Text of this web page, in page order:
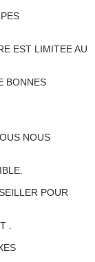
EST LIMITEE AU
BONNES
NOUS
POUR
.